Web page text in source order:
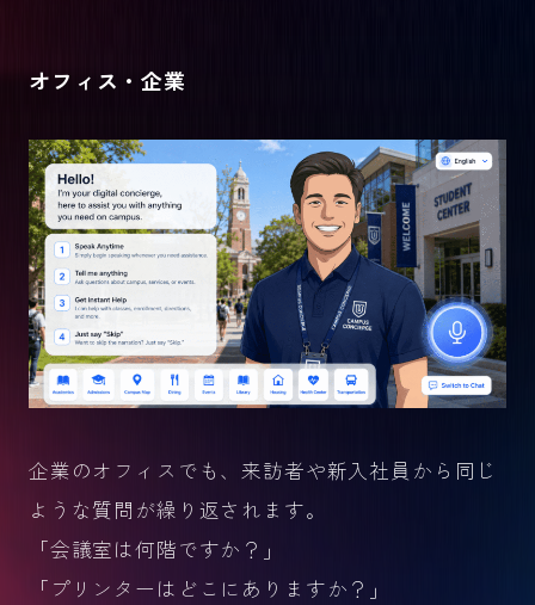
オフィス・企業
企業のオフィスでも、来訪者や新入社員から同じ
ような質問が繰り返されます。
「会議室は何階ですか？」
「プリンターはどこにありますか？」